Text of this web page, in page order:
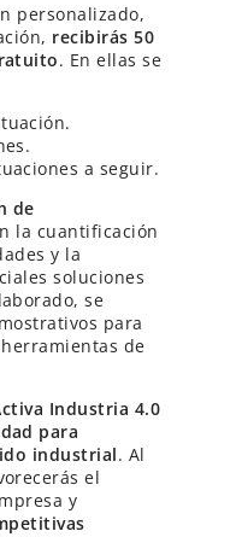
personalizado,
recibirás 50
. En ellas se
a seguir.
de
la cuantificación
y la
soluciones
se
para
de
Industria 4.0
para
industrial. Al
el
y